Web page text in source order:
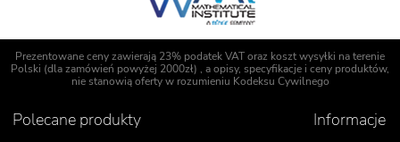
Prezentowane ceny zawierają 23% podatek VAT oraz koszt wysyłki na terenie
Polski (dla zamówień powyżej 2000zł) , a opisy, specyfikacje i ceny produktów,
nie stanowią oferty w rozumieniu Kodeksu Cywilnego
Polecane produkty Informacje